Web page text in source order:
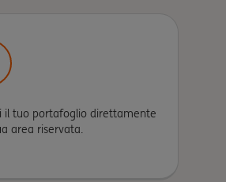
il tuo portafoglio direttamente
area riservata.